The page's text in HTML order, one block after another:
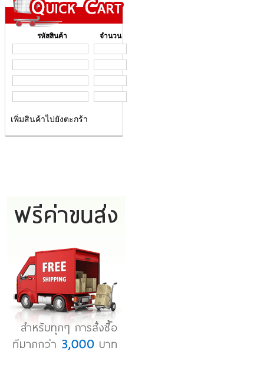
รหัสสินค้า จำนวน
เพิ่มสินค้าไปยังตะกร้า